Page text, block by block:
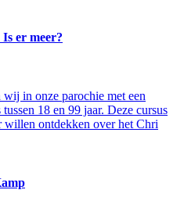
er meer?
wij in onze parochie met een
18 en 99 jaar. Deze cursus
willen ontdekken over het Chri